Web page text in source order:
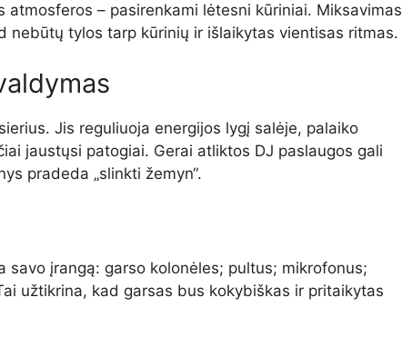
atmosferos – pasirenkami lėtesni kūriniai. Miksavimas
nebūtų tylos tarp kūrinių ir išlaikytas vientisas ritmas.
Jis reguliuoja energijos lygį salėje, palaiko
jaustųsi patogiai. Gerai atliktos DJ paslaugos gali
pradeda „slinkti žemyn“.
savo įrangą: garso kolonėles; pultus; mikrofonus;
užtikrina, kad garsas bus kokybiškas ir pritaikytas